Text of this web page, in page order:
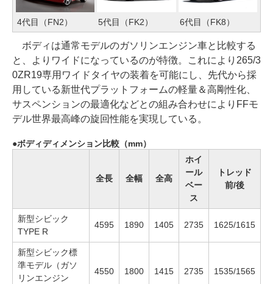
4代目（FN2） 5代目（FK2） 6代目（FK8）
ボディは通常モデルのガソリンエンジン車と比較する
と、よりワイドになっているのが特徴。これにより265/3
0ZR19専用ワイドタイヤの装着を可能にし、先代から採
用している新世代プラットフォームの軽量＆高剛性化、
サスペンションの最適化などとの組み合わせによりFFモ
デル世界最高峰の旋回性能を実現している。
ボディディメンション比較（mm）
全長 全幅 全高
ホイ
ール
ベー
ス
トレッド
前/後
新型シビック
TYPE R
4595 1890 1405 2735 1625/1615
新型シビック標
準モデル（ガソ
リンエンジン
4550 1800 1415 2735 1535/1565